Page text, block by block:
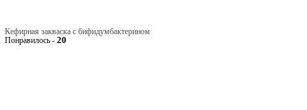
Кефирная закваска с бифидумбактерином
Понравилось - 20